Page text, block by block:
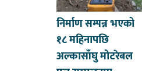
निर्माण सम्पन्न भएको
१८ महिनापछि
अल्कासाँघु मोटरेबल